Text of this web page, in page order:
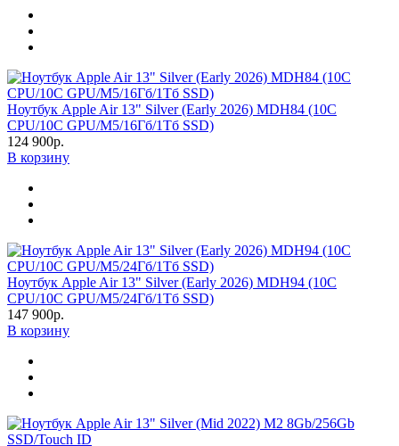
Ноутбук Apple Air 13" Silver (Early 2026) MDH84 (10C
CPU/10C GPU/M5/16Гб/1Тб SSD)
124 900р.
В корзину
Ноутбук Apple Air 13" Silver (Early 2026) MDH94 (10C
CPU/10C GPU/M5/24Гб/1Тб SSD)
147 900р.
В корзину